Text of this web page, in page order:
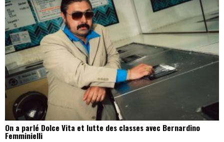
On a parlé Dolce Vita et lutte des classes avec Bernardino
Femminielli